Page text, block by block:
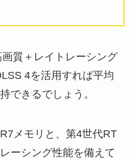
質＋レイトレーシング
4を活用すれば平均
できるでしょう。
メモリと、第4世代RT
ーシング性能を備えて